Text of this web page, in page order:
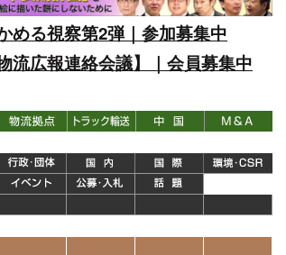
める視察第2弾｜参加募集中
流広報連絡会議】｜会員募集中